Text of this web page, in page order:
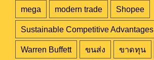
mega modern trade Shopee
Sustainable Competitive Advantages
Warren Buffett ขนส่ง ขาดทุน